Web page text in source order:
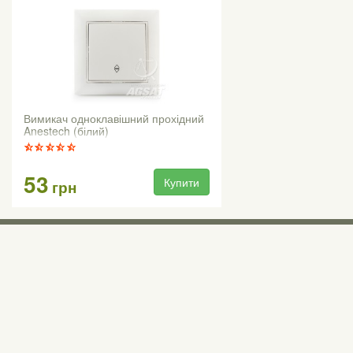
Вимикач одноклавішний прохідний
Anestech (білий)
53 грн Купити